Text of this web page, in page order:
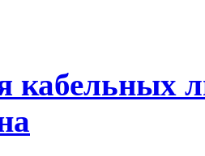
кабельных